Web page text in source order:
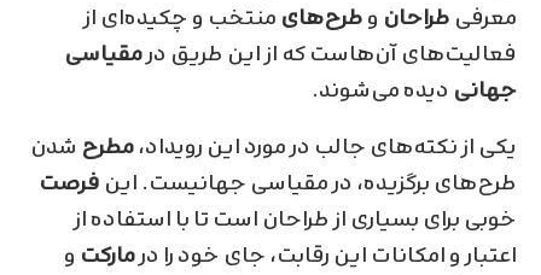
معرفی طراحان وطرح‌های منتخب و چکیده‌ای از
فعالیت‌های آن‌هاست که از این طریق درمقیاسی
جهانی دیده می‌شوند.
یکی از نکته‌های جالب در مورد این رویداد،مطرح شدن
طرح‌های برگزیده، در مقیاسی جهانیست. این فرصت
خوبی برای بسیاری از طراحان است تا با استفاده از
اعتبار و امکانات این رقابت، جای خود را درمارکت و